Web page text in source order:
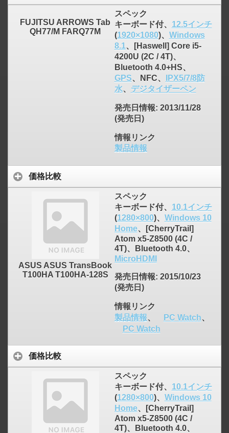
FUJITSU ARROWS Tab
QH77/M FARQ77M
スペック
キーボード付、 12.5インチ
(1920×1080)、 Windows
8.1、[Haswell] Core i5-
4200U (2C / 4T)、
Bluetooth 4.0+HS、
GPS、NFC、
IPX5/7/8防
水、 デジタイザーペン
発売日情報: 2013/11/28
(発売日)
情報リンク
製品情報
価格比較
ASUS ASUS TransBook
T100HA T100HA-128S
スペック
キーボード付、 10.1インチ
(1280×800)、 Windows 10
Home、[CherryTrail]
Atom x5-Z8500 (4C /
4T)、Bluetooth 4.0、
MicroHDMI
発売日情報: 2015/10/23
(発売日)
情報リンク
製品情報、 PC Watch、
PC Watch
価格比較
スペック
キーボード付、 10.1インチ
(1280×800)、 Windows 10
Home、[CherryTrail]
Atom x5-Z8500 (4C /
4T)、Bluetooth 4.0、